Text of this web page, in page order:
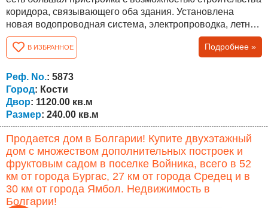
коридора, связывающего оба здания. Установлена
новая водопроводная система, электропроводка, летняя
кухня, уличный камин, уличные фонтанчики и т.д. Во
дворе растет фундук, две виноградные арки, много
фруктовых деревьев – инжир, груша, яблоня, персик,
слива и т. д. Недвижимость также подходит для
инвестиционных целей, сдается в...
В ИЗБРАННОЕ Подробнее »
Реф. No.: 5873
Город: Кости
Двор: 1120.00 кв.м
Размер: 240.00 кв.м
Продается дом в Болгарии! Купите двухэтажный
дом с множеством дополнительных построек и
фруктовым садом в поселке Войника, всего в 52
км от города Бургас, 27 км от города Средец и в
30 км от города Ямбол. Недвижимость в
Болгарии!